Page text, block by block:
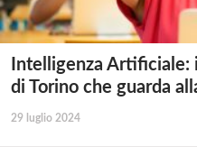
Intelligenza Artificiale:
di Torino che guarda
29 luglio 2024